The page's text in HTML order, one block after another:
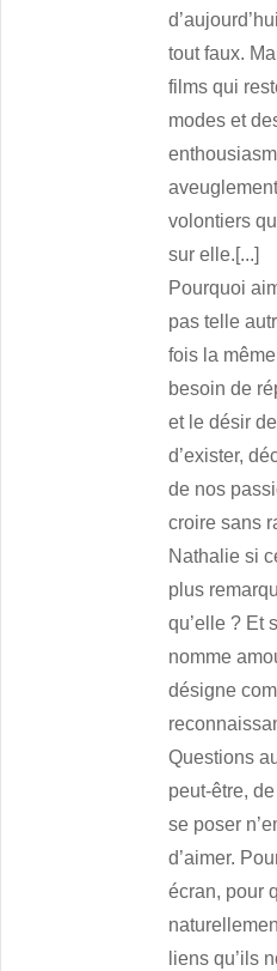
tout faux.
films qui
modes et
volontiers
sur elle.[...]
Pourquoi
pas telle
fois la
besoin de
et le désir
d’exister,
de nos
croire sans
Nathalie si
plus
qu’elle ? Et
nomme
désigne
Questions
peut-être,
se poser
d’aimer.
écran, pour
liens qu’ils